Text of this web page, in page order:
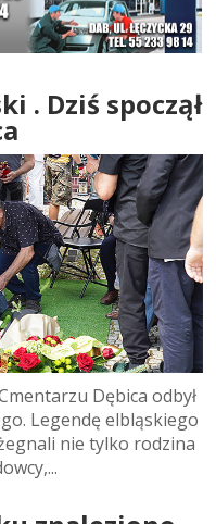
. Dziś spoczął
Dębica odbył
Legendę elbląskiego
nie tylko rodzina